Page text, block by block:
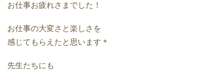
お仕事お疲れさまでした！
お仕事の大変さと楽しさを
感じてもらえたと思います＊
先生たちにも